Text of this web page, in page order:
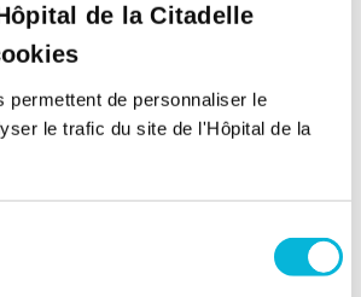
de la Citadelle
permettent de personnaliser le
le trafic du site de l'Hôpital de la